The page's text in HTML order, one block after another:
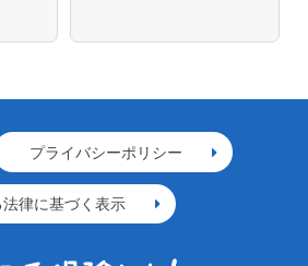
プライバシーポリシー
律に基づく表示